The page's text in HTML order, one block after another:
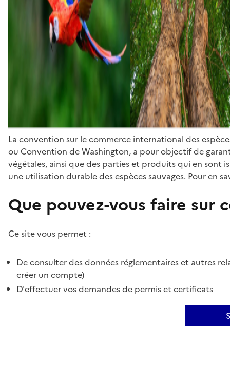
La convention sur le commerce international des
ou Convention de Washington, a pour objectif de
végétales, ainsi que des parties et produits qui en sont
une utilisation durable des espèces sauvages. Pour en
Que pouvez-vous faire sur
Ce site vous permet :
De consulter des données réglementaires et autres
créer un compte)
D'effectuer vos demandes de permis et certificats